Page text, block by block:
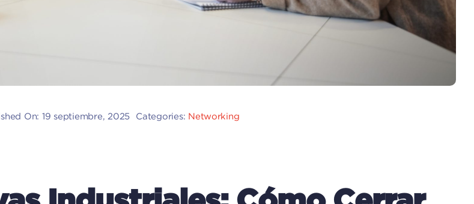
On: 19 septiembre, 2025 Categories: Networking